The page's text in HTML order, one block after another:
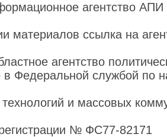
агентство
материалов ссылка на
агентство
в Федеральной службой по
и массовых
№ ФС77-82171